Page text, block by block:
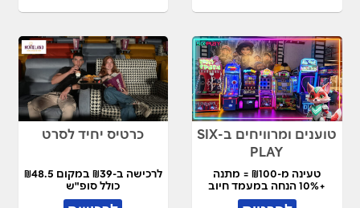
טוענים ומרוויחים ב-SIX
PLAY
טעינה מ-₪100 = מתנה
+10% הנחה במעמד חיוב
כרטיס יחיד לסרט
לרכישה ב-₪39 במקום ₪48.5
כולל סופ"ש